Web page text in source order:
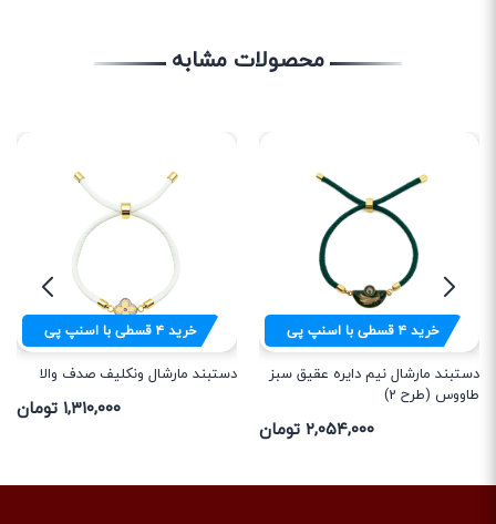
محصولات مشابه
خرید۴قسطی با اسنپ پی
دستبند مارشال نیم دایره عقیق سبز
طاووس (طرح 2)
۲,۰۵۴,۰۰۰ تومان
خرید۴قسطی با اسنپ پی
دستبند مارشال ونکلیف صدف والا
۱,۳۱۰,۰۰۰ تومان